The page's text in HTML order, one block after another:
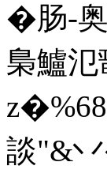
�肠-
梟鱸氾
談"&丷